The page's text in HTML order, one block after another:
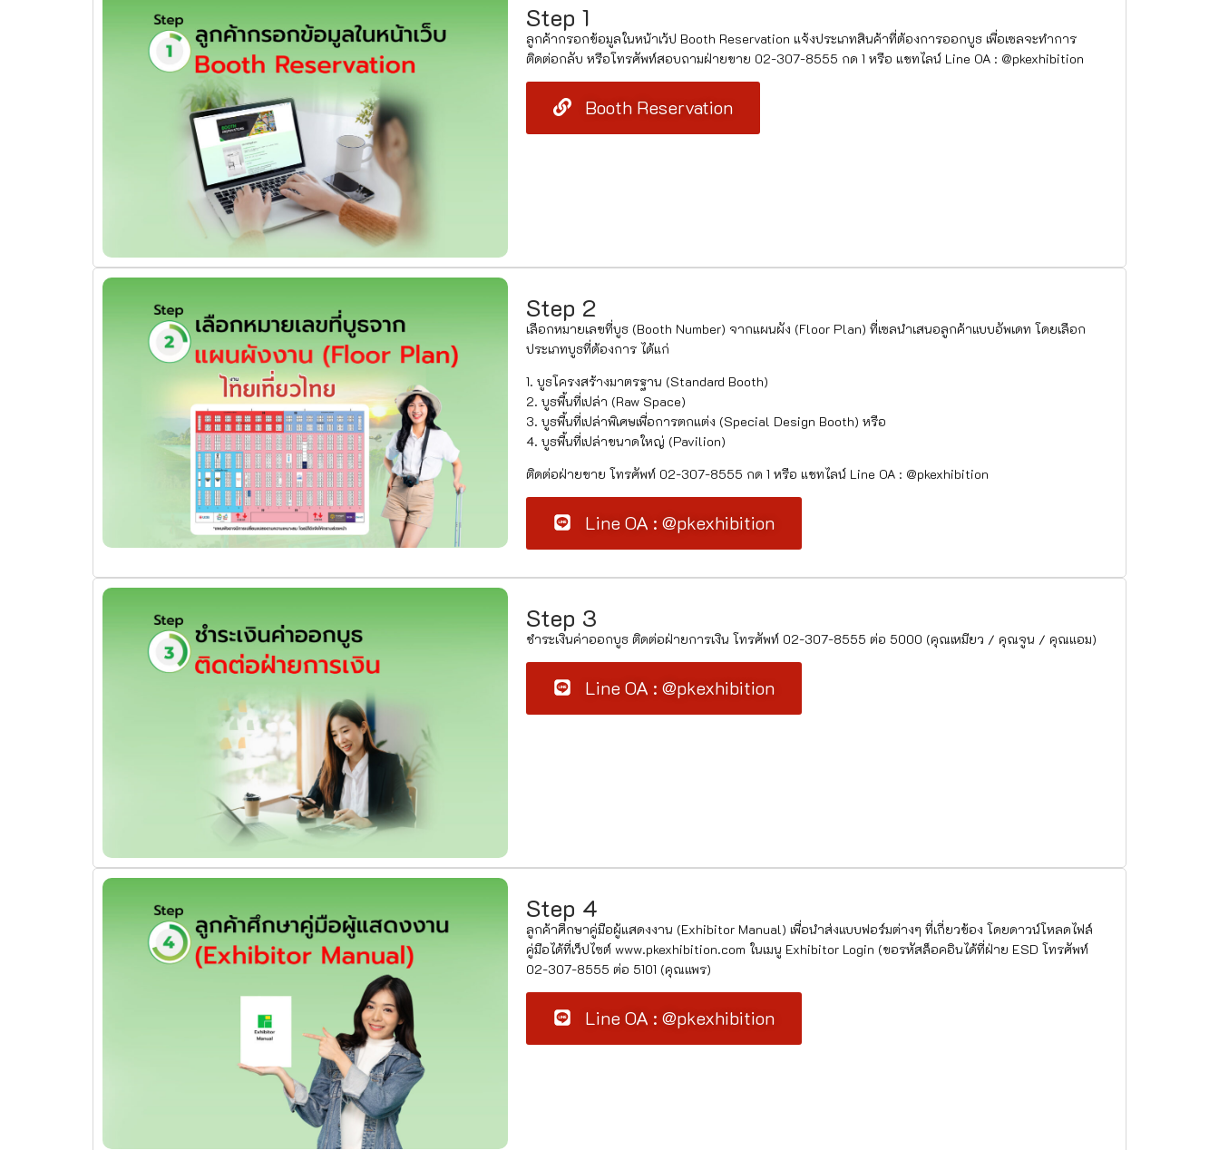
Step 1
ลูกค้ากรอกข้อมูลในหน้าเว้ป Booth Reservation แจ้งประเภทสินค้าที่ต้องการออกบูธ เพื่อเซลจะทำการ
ติดต่อกลับ หรือโทรศัพท์สอบถามฝ่ายขาย 02-307-8555 กด 1 หรือ แชทไลน์ Line OA : @pkexhibition
Booth Reservation
Step 2
เลือกหมายเลขที่บูธ (Booth Number) จากแผนผัง (Floor Plan) ที่เซลนำเสนอลูกค้าแบบอัพเดท โดยเลือก
ประเภทบูธที่ต้องการ ได้แก่
1. บูธโครงสร้างมาตรฐาน (Standard Booth)
2. บูธพื้นที่เปล่า (Raw Space)
3. บูธพื้นที่เปล่าพิเศษเพื่อการตกแต่ง (Special Design Booth) หรือ
4. บูธพื้นที่เปล่าขนาดใหญ่ (Pavilion)
ติดต่อฝ่ายขาย โทรศัพท์ 02-307-8555 กด 1 หรือ แชทไลน์ Line OA : @pkexhibition
Line OA : @pkexhibition
Step 3
ชำระเงินค่าออกบูธ ติดต่อฝ่ายการเงิน โทรศัพท์ 02-307-8555 ต่อ 5000 (คุณเหมียว / คุณจูน / คุณแอม)
Line OA : @pkexhibition
Step 4
ลูกค้าศึกษาคู่มือผู้แสดงงาน (Exhibitor Manual) เพื่อนำส่งแบบฟอร์มต่างๆ ที่เกี่ยวข้อง โดยดาวน์โหลดไฟล์
คู่มือได้ที่เว็ปไซต์ www.pkexhibition.com ในเมนู Exhibitor Login (ขอรหัสล็อคอินได้ที่ฝ่าย ESD โทรศัพท์
02-307-8555 ต่อ 5101 (คุณแพร)
Line OA : @pkexhibition